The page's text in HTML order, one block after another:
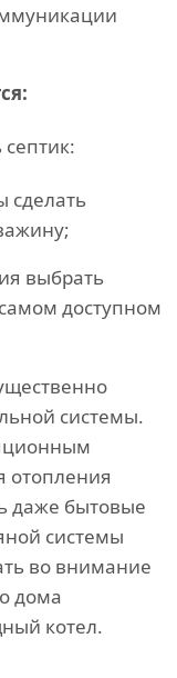
септик:
сделать
выбрать
доступном
системы.
отопления
даже бытовые
системы
во внимание
дома
котел.